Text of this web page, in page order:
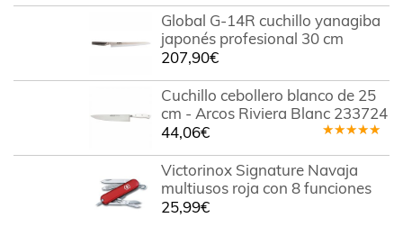
Global G-14R cuchillo yanagiba
japonés profesional 30 cm
207,90€
Cuchillo cebollero blanco de 25
cm - Arcos Riviera Blanc 233724
en4.67
de 5
44,06€
Victorinox Signature Navaja
multiusos roja con 8 funciones
25,99€